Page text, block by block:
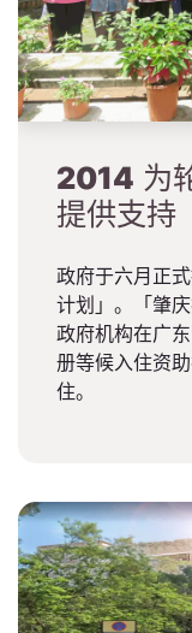
2014 为
提供支持
政府于六月正
计划」。「肇
政府机构在广
册等候入住资
住。